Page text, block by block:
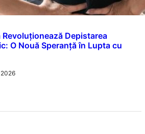
Depistarea
O Nouă Speranță în Lupta cu